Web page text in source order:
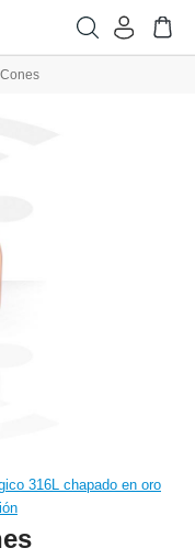
316L chapado en oro